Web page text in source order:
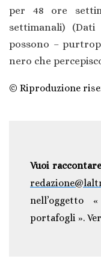
per 48 ore
settimanali)
possono –
nero che
© Riproduzione
Vuoi
nell’oggetto
portafogli ».